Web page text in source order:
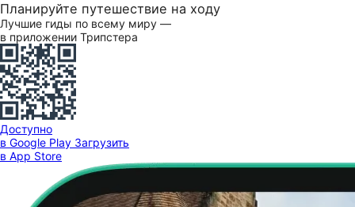
Планируйте путешествие на ходу
Лучшие гиды по всему миру —
в приложении Трипстера
Доступно
в Google Play Загрузить
в App Store